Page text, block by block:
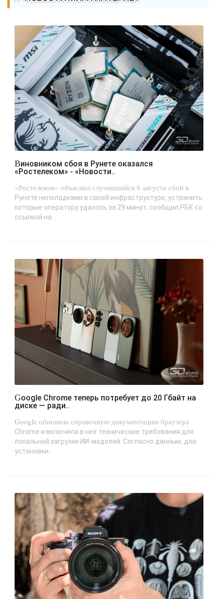
Виновником сбоя в Рунете оказался
«Ростелеком» - «Новости..
«Ростелеком» объяснил случившийся 6 августа сбой в
Рунете неполадками в своей инфраструктуре, устранить
которые оператору удалось за 29 минут, сообщил РБК со
ссылкой на...
Google Chrome теперь потребует до 20 Гбайт на
диске — ради..
Google обновила справочную документацию браузера
Chrome и включила в неё технические требования для
локальной загрузки ИИ-моделей. Согласно данным, для
установки...